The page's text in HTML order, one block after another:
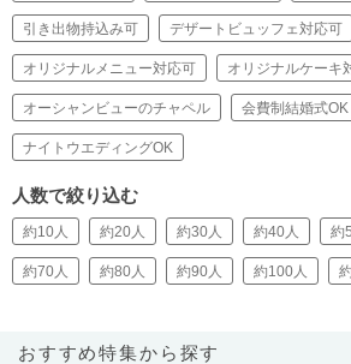
引き出物持込み可 デザートビュッフェ対応可
オリジナルメニュー対応可 オリジナルケーキ
オーシャンビューのチャペル 会費制結婚式OK
ナイトウエディングOK
人数で絞り込む
約10人 約20人 約30人 約40人 約
約70人 約80人 約90人 約100人
おすすめ特集から探す